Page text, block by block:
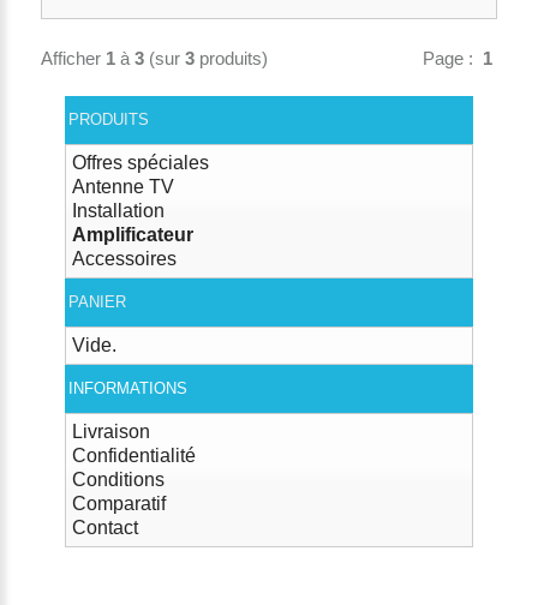
Page : 1
Afficher 1à 3(sur 3produits)
PRODUITS
Offres spéciales
Antenne TV
Installation
Amplificateur
Accessoires
PANIER
Vide.
INFORMATIONS
Livraison
Confidentialité
Conditions
Comparatif
Contact